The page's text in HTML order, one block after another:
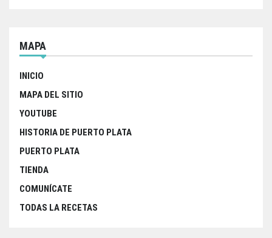
MAPA
INICIO
MAPA DEL SITIO
YOUTUBE
HISTORIA DE PUERTO PLATA
PUERTO PLATA
TIENDA
COMUNÍCATE
TODAS LA RECETAS